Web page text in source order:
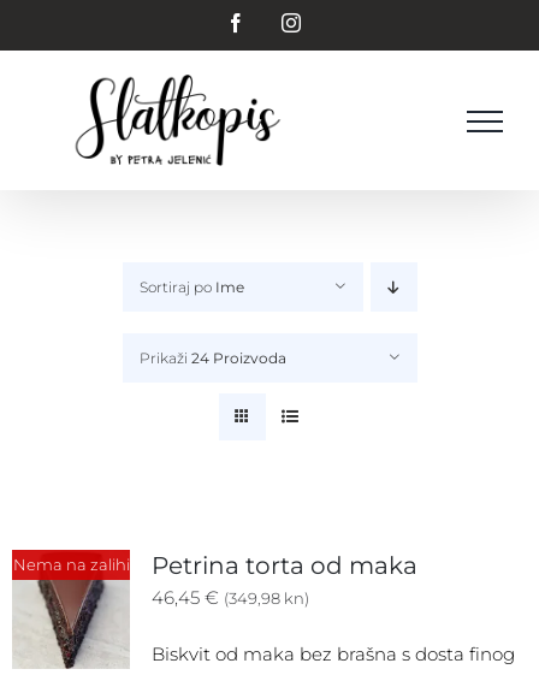
to
FacebookInstagram
Sortiraj po Ime
Prikaži 24 Proizvoda
Nema na zalihi Petrina torta od maka
46,45 € (349,98 kn)
Biskvit od maka bez brašna s dosta finog